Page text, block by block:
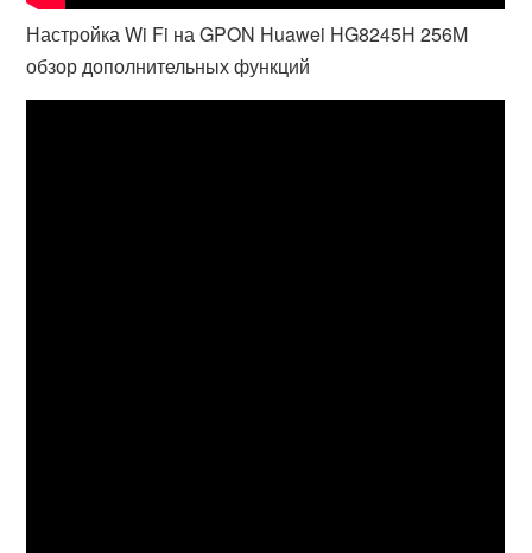
Настройка Wi Fi на GPON Huawei HG8245H 256M
обзор дополнительных функций